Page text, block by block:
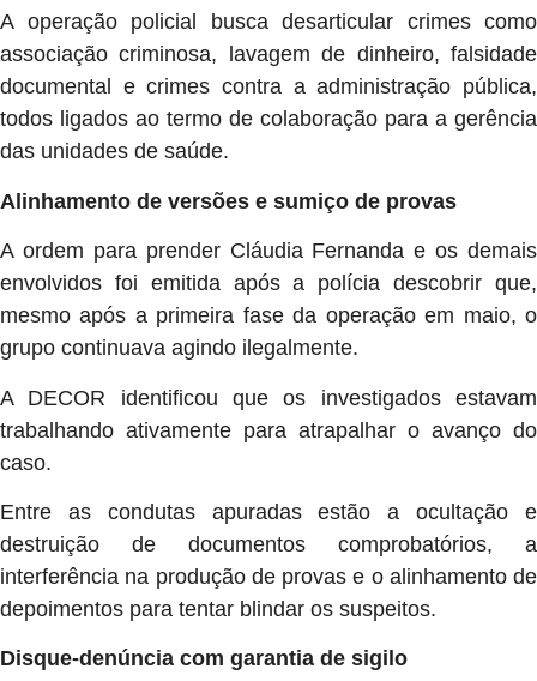
A operação policial busca desarticular crimes como
associação criminosa, lavagem de dinheiro, falsidade
documental e crimes contra a administração pública,
todos ligados ao termo de colaboração para a gerência
das unidades de saúde.
Alinhamento de versões e sumiço de provas
A ordem para prender Cláudia Fernanda e os demais
envolvidos foi emitida após a polícia descobrir que,
mesmo após a primeira fase da operação em maio, o
grupo continuava agindo ilegalmente.
A DECOR identificou que os investigados estavam
trabalhando ativamente para atrapalhar o avanço do
caso.
Entre as condutas apuradas estão a ocultação e
destruição de documentos comprobatórios, a
interferência na produção de provas e o alinhamento de
depoimentos para tentar blindar os suspeitos.
Disque-denúncia com garantia de sigilo